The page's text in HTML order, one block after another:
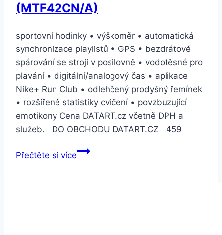
(MTF42CN/A)
sportovní hodinky • výškoměr • automatická
synchronizace playlistů • GPS • bezdrátové
spárování se stroji v posilovně • vodotěsné pro
plavání • digitální/analogový čas • aplikace
Nike+ Run Club • odlehčený prodyšný řemínek
• rozšířené statistiky cvičení • povzbuzující
emotikony Cena DATART.cz včetně DPH a
služeb. DO OBCHODU DATART.CZ 459
Přečtěte si víceApple